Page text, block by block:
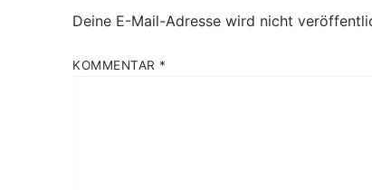
Deine E-Mail-Adresse wird nicht
KOMMENTAR *